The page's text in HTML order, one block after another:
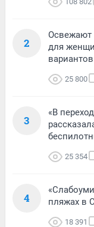
2
Освежают
для
25 800
3
«В
25 354
4
пляжах в
18 391